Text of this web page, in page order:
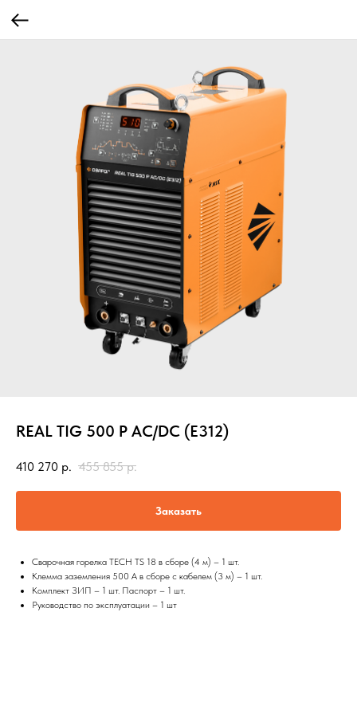
REAL TIG 500 P AC/DC (Е312)
410 270 р. 455 855 р.
Заказать
Сварочная горелка TECH TS 18 в сборе (4 м) – 1 шт.
Клемма заземления 500 А в сборе с кабелем (3 м) – 1 шт.
Комплект ЗИП – 1 шт. Паспорт – 1 шт.
Руководство по эксплуатации – 1 шт